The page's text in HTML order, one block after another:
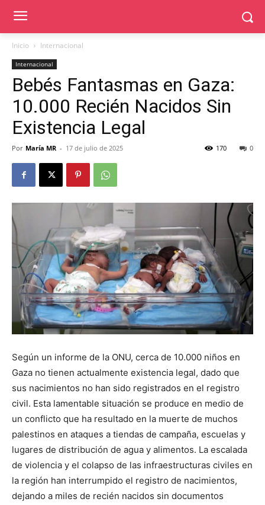
Inicio Internacional
Internacional
Bebés Fantasmas en Gaza:
10.000 Recién Nacidos Sin
Existencia Legal
Por María MR - 17 de julio de 2025 0
170
Según un informe de la ONU, cerca de 10.000 niños en
Gaza no tienen actualmente existencia legal, dado que
sus nacimientos no han sido registrados en el registro
civil. Esta lamentable situación se produce en medio de
un conflicto que ha resultado en la muerte de muchos
palestinos en ataques a tiendas de campaña, escuelas y
lugares de distribución de agua y alimentos. La escalada
de violencia y el colapso de las infraestructuras civiles en
la región han interrumpido el registro de nacimientos,
dejando a miles de recién nacidos sin documentos